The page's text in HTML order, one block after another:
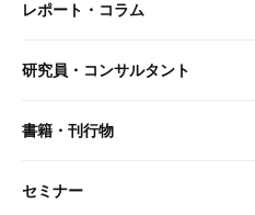
事業・ソリューション トップ
リサーチ
レポート・コラム
レポート・コラム トップ
最新のレポート・コラム
研究員・コンサルタント
研究員・コンサルタント トップ
研究員
書籍・刊行物
書籍・刊行物 トップ
セミナー